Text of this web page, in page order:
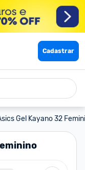
Cadastrar
Gel Kayano 32